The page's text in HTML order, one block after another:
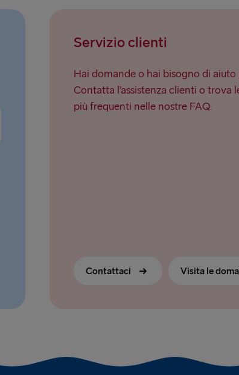
Servizio clienti
Hai domande o hai bisogno di
Contatta l’assistenza clienti o trova
più frequenti nelle nostre FAQ.
Contattaci Visita le